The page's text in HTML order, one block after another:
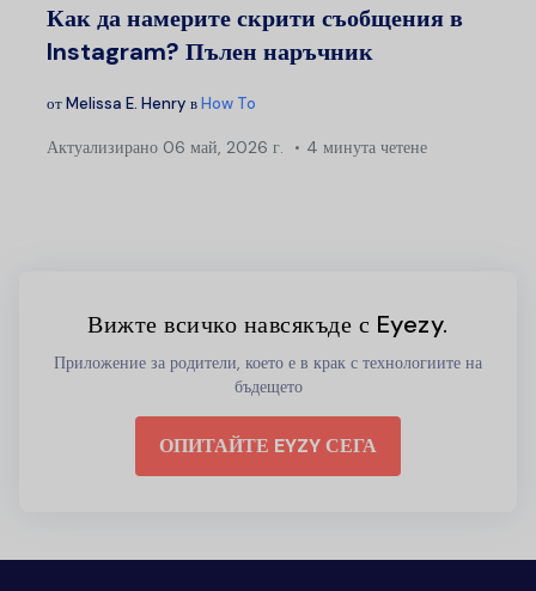
Как да намерите скрити съобщения в
Instagram? Пълен наръчник
отMelissa E. Henry вHow To
Актуализирано 06 май, 2026 г. 4 минута четене
Вижте всичко навсякъде с Eyezy.
Приложение за родители, което е в крак с технологиите на
бъдещето
ОПИТАЙТЕ EYZY СЕГА